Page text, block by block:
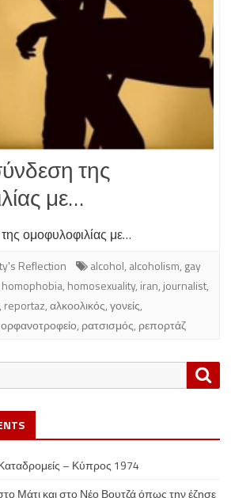
της
με…
ομοφυλοφιλίας με…
Reflection alcohol, alcoholism, gay
homophobia, homosexuality, iran, journalist,
, reportaz,αλκοολικός,γονείς,
ορφανοτροφείο, ρατσισμός, ρεπορτάζ
– Κύπρος 1974
Μάτι και στο Νέο Βουτζά όπως την έζησε